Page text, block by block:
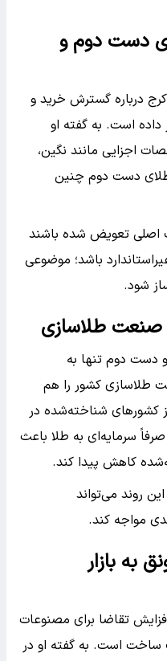
دست دوم و
درباره گسترش خرید و
است. به گفته او
اجزایی مانند نگین،
دست دوم چنین
اصلی تعویض شده باشند
باشد؛ موضوعی
شود.
طلاسازی
دست دوم تنها به
طلاسازی کشور را هم
کشورهای شناخته‌شده در
سرمایه‌ای به طلا باعث
کاهش پیدا کند.
روند می‌تواند
مواجه کند.
به بازار
تقاضا برای مصنوعات
ساخت است. به گفته او در